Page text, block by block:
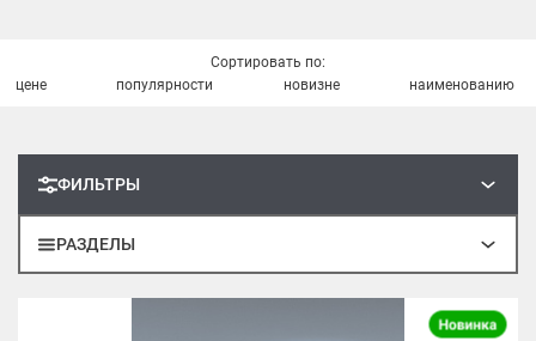
РАЗДЕЛЫ
ФИЛЬТРЫ
Сортировать по:
цене
популярности новизне наименованию